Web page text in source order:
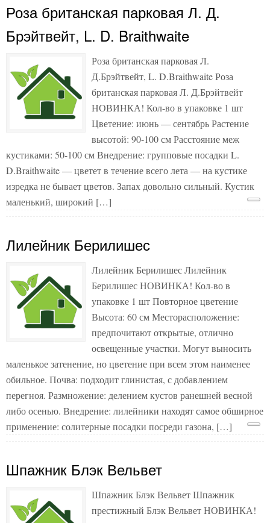
Роза британская парковая Л. Д.
Брэйтвейт, L. D. Braithwaite
Роза британская парковая Л.
Д.Брэйтвейт, L. D.Braithwaite Роза
британская парковая Л. Д.Брэйтвейт
НОВИНКА! Кол-во в упаковке 1 шт
Цветение: июнь — сентябрь Растение
высотой: 90-100 см Расстояние меж
кустиками: 50-100 см Внедрение: групповые посадки L.
D.Braithwaite — цветет в течение всего лета — на кустике
изредка не бывает цветов. Запах довольно сильный. Кустик
маленький, широкий […]
Лилейник Берилишес
Лилейник Берилишес Лилейник
Берилишес НОВИНКА! Кол-во в
упаковке 1 шт Повторное цветение
Высота: 60 см Месторасположение:
предпочитают открытые, отлично
освещенные участки. Могут выносить
маленькое затенение, но цветение при всем этом наименее
обильное. Почва: подходит глинистая, с добавлением
перегноя. Размножение: делением кустов ранешней весной
либо осенью. Внедрение: лилейники находят самое обширное
применение: солитерные посадки посреди газона, […]
Шпажник Блэк Вельвет
Шпажник Блэк Вельвет Шпажник
престижный Блэк Вельвет НОВИНКА!